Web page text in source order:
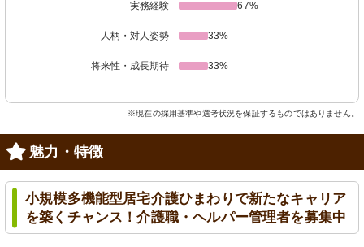
実務経験 67%
人柄・対人姿勢 33%
将来性・成長期待 33%
※現在の採用基準や選考状況を保証するものではありません。
魅力・特徴
小規模多機能型居宅介護ひまわりで新たなキャリア
を築くチャンス！介護職・ヘルパー管理者を募集中